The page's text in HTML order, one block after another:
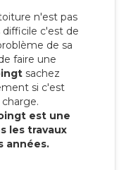
n'est pas
difficile c'est de
de sa
faire une
sachez
si c'est
est une
les travaux
années.